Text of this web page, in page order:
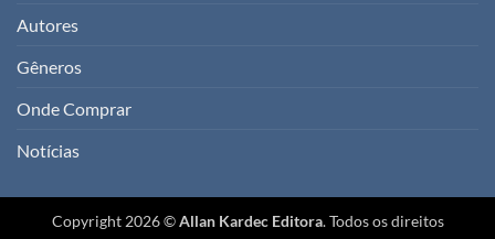
Autores
Gêneros
Onde Comprar
Notícias
Copyright 2026 ©Allan Kardec Editora. Todos os direitos